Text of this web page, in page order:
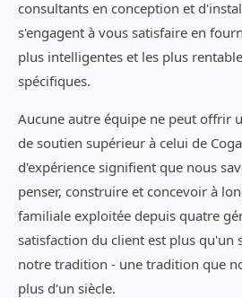
consultants en conception et
s'engagent à vous satisfaire en
plus intelligentes et les plus
spécifiques.
Aucune autre équipe ne peut offrir
de soutien supérieur à celui de
d'expérience signifient que nous
penser, construire et concevoir à
familiale exploitée depuis quatre
satisfaction du client est plus qu'un
notre tradition - une tradition que
plus d'un siècle.